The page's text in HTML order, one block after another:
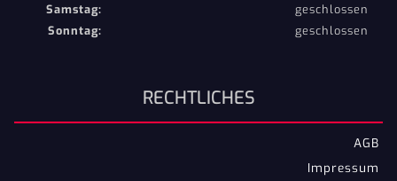
Samstag:
geschlossen
Sonntag:
geschlossen
RECHTLICHES
AGB
Impressum